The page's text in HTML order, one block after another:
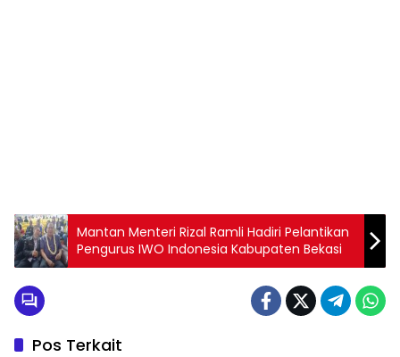
Mantan Menteri Rizal Ramli Hadiri Pelantikan
Pengurus IWO Indonesia Kabupaten Bekasi
Pos Terkait